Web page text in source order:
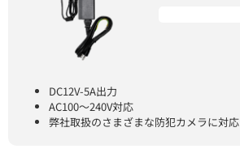
DC12V-5A出力
AC100～240V対応
弊社取扱のさまざまな防犯カメラに対応